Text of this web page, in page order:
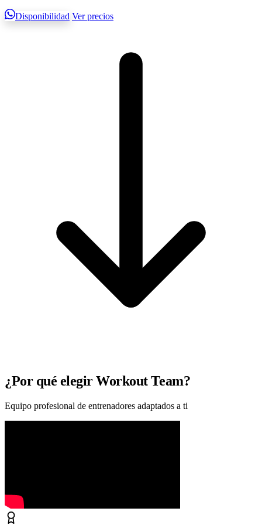
Disponibilidad Ver precios
¿Por qué elegir Workout Team?
Equipo profesional de entrenadores adaptados a ti